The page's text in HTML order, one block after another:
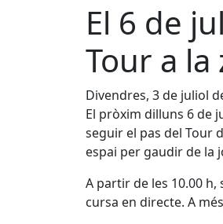
El 6 de
Tour a
Divendres, 3 de juliol
El pròxim dilluns 6 de
seguir el pas del Tour
espai per gaudir de la
A partir de les 10.00
cursa en directe. A